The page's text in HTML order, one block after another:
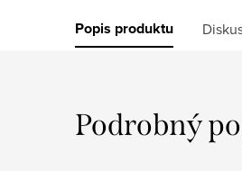
Popis produktu
Podrobný